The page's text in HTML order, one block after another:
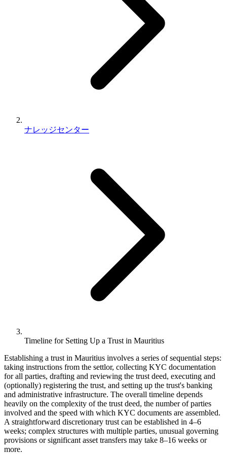
ナレッジセンター
Timeline for Setting Up a Trust in Mauritius
Establishing a trust in Mauritius involves a series of sequential steps:
taking instructions from the settlor, collecting KYC documentation
for all parties, drafting and reviewing the trust deed, executing and
(optionally) registering the trust, and setting up the trust's banking
and administrative infrastructure. The overall timeline depends
heavily on the complexity of the trust deed, the number of parties
involved and the speed with which KYC documents are assembled.
A straightforward discretionary trust can be established in 4–6
weeks; complex structures with multiple parties, unusual governing
provisions or significant asset transfers may take 8–16 weeks or
more.